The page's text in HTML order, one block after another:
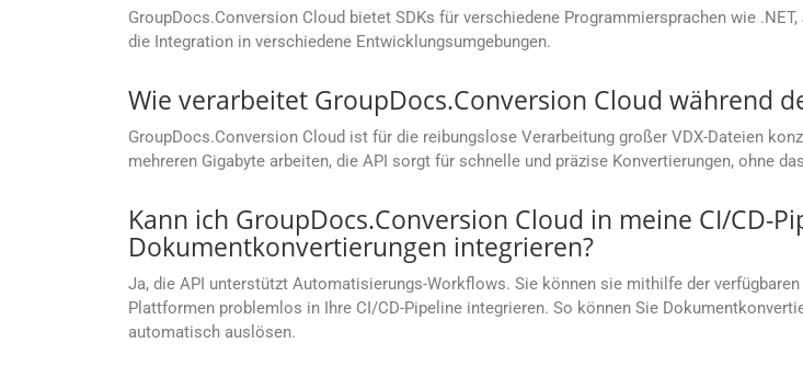
GroupDocs.Conversion Cloud bietet SDKs für verschiedene Programmiersprachen wie
die Integration in verschiedene Entwicklungsumgebungen.
Wie verarbeitet GroupDocs.Conversion Cloud während
GroupDocs.Conversion Cloud ist für die reibungslose Verarbeitung großer VDX-Dateien
mehreren Gigabyte arbeiten, die API sorgt für schnelle und präzise Konvertierungen, ohne
Kann ich GroupDocs.Conversion Cloud in meine CI/CD-
Dokumentkonvertierungen integrieren?
Ja, die API unterstützt Automatisierungs-Workflows. Sie können sie mithilfe der verfügbaren
Plattformen problemlos in Ihre CI/CD-Pipeline integrieren. So können Sie
automatisch auslösen.